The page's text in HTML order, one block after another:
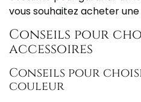
vous souhaitez acheter
Conseils pour
accessoires
Conseils pour
couleur